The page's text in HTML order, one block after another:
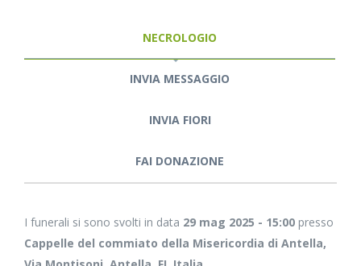
NECROLOGIO
INVIA MESSAGGIO
INVIA FIORI
FAI DONAZIONE
I funerali si sono svolti in data 29 mag 2025 - 15:00 presso
Cappelle del commiato della Misericordia di Antella,